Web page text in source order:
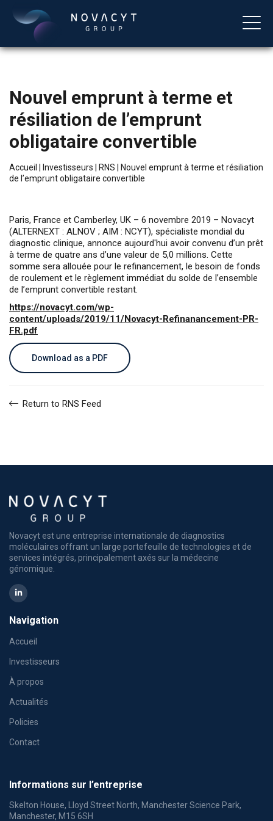
Français
Nouvel emprunt à terme et
résiliation de l’emprunt
obligataire convertible
Accueil Investisseurs RNS
Nouvel emprunt à terme et résiliation
de l’emprunt obligataire convertible
Paris, France et Camberley, UK – 6 novembre 2019 – Novacyt
(ALTERNEXT : ALNOV ; AIM : NCYT), spécialiste mondial du
diagnostic clinique, annonce aujourd'hui avoir convenu d’un prêt
à terme de quatre ans d’une valeur de 5,0 millions. Cette
somme sera allouée pour le refinancement, le besoin de fonds
de roulement et le règlement immédiat du solde de l’ensemble
de l’emprunt convertible restant.
https://novacyt.com/wp-
content/uploads/2019/11/Novacyt-Refinanancement-PR-
FR.pdf
Download as a PDF
Return to RNS Feed
Novacyt est une entreprise internationale de diagnostics
moléculaires offrant un large portefeuille de technologies et de
services intégrés, principalement axés sur la médecine
génomique.
Navigation
Accueil
Investisseurs
À propos
Actualités
Policies
Contact
Informations sur l’entreprise
Skelton House, Lloyd Street North, Manchester Science Park,
Manchester, M15 6SH